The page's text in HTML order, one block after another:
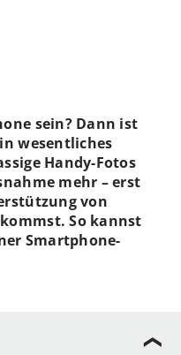
sein? Dann ist
wesentliches
Handy-Fotos
mehr – erst
von
So kannst
Smartphone-